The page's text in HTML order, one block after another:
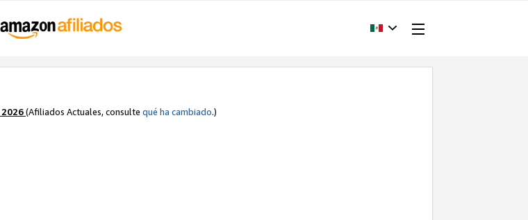
(Afiliados Actuales, consulte qué ha cambiado.)